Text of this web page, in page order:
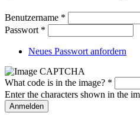
Benutzername *
Passwort *
Neues Passwort anfordern
What code is in the image? *
Enter the characters shown in the